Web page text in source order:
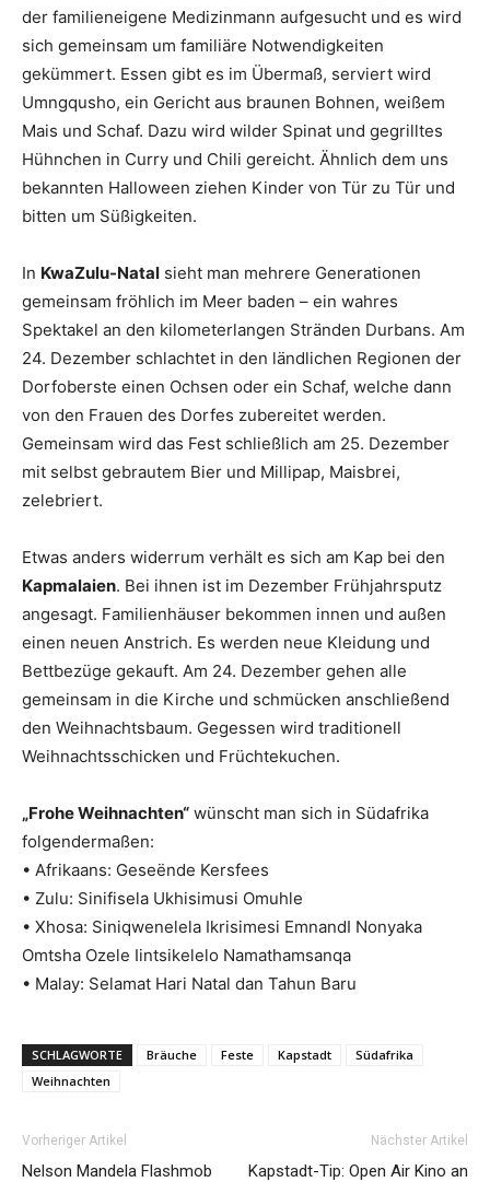
der familieneigene Medizinmann aufgesucht und es wird
sich gemeinsam um familiäre Notwendigkeiten
gekümmert. Essen gibt es im Übermaß, serviert wird
Umngqusho, ein Gericht aus braunen Bohnen, weißem
Mais und Schaf. Dazu wird wilder Spinat und gegrilltes
Hühnchen in Curry und Chili gereicht. Ähnlich dem uns
bekannten Halloween ziehen Kinder von Tür zu Tür und
bitten um Süßigkeiten.
In KwaZulu-Natal sieht man mehrere Generationen
gemeinsam fröhlich im Meer baden – ein wahres
Spektakel an den kilometerlangen Stränden Durbans. Am
24. Dezember schlachtet in den ländlichen Regionen der
Dorfoberste einen Ochsen oder ein Schaf, welche dann
von den Frauen des Dorfes zubereitet werden.
Gemeinsam wird das Fest schließlich am 25. Dezember
mit selbst gebrautem Bier und Millipap, Maisbrei,
zelebriert.
Etwas anders widerrum verhält es sich am Kap bei den
Kapmalaien. Bei ihnen ist im Dezember Frühjahrsputz
angesagt. Familienhäuser bekommen innen und außen
einen neuen Anstrich. Es werden neue Kleidung und
Bettbezüge gekauft. Am 24. Dezember gehen alle
gemeinsam in die Kirche und schmücken anschließend
den Weihnachtsbaum. Gegessen wird traditionell
Weihnachtsschicken und Früchtekuchen.
„Frohe Weihnachten“ wünscht man sich in Südafrika
folgendermaßen:
• Afrikaans: Geseënde Kersfees
• Zulu: Sinifisela Ukhisimusi Omuhle
• Xhosa: Siniqwenelela Ikrisimesi EmnandI Nonyaka
Omtsha Ozele Iintsikelelo Namathamsanqa
• Malay: Selamat Hari Natal dan Tahun Baru
SCHLAGWORTE Bräuche Feste Kapstadt
Südafrika
Weihnachten
Vorheriger Artikel
Nelson Mandela Flashmob
Nächster Artikel
Kapstadt-Tip: Open Air Kino an